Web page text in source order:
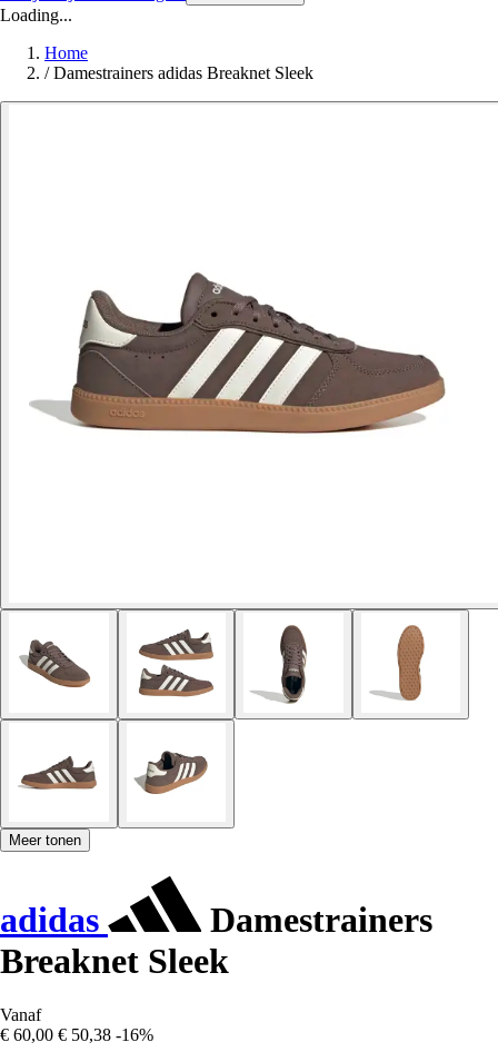
Loading...
Home
/ Damestrainers adidas Breaknet Sleek
Meer tonen
adidas
Damestrainers
Breaknet Sleek
Vanaf
€ 60,00 € 50,38 -16%